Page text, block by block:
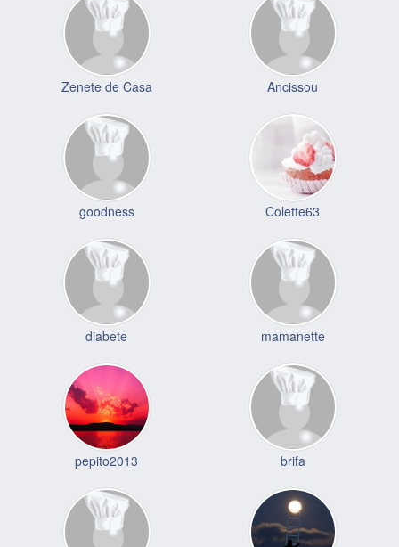
Zenete de Casa Ancissou
goodness Colette63
diabete mamanette
pepito2013 brifa